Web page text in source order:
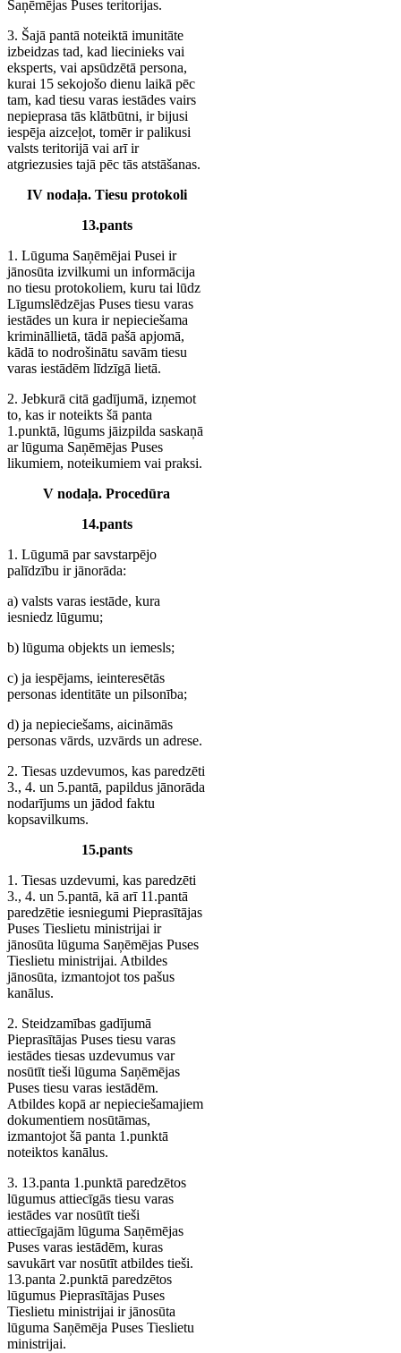
Saņēmējas Puses teritorijas.
3. Šajā pantā noteiktā imunitāte
izbeidzas tad, kad liecinieks vai
eksperts, vai apsūdzētā persona,
kurai 15 sekojošo dienu laikā pēc
tam, kad tiesu varas iestādes vairs
nepieprasa tās klātbūtni, ir bijusi
iespēja aizceļot, tomēr ir palikusi
valsts teritorijā vai arī ir
atgriezusies tajā pēc tās atstāšanas.
IV nodaļa. Tiesu protokoli
13.pants
1. Lūguma Saņēmējai Pusei ir
jānosūta izvilkumi un informācija
no tiesu protokoliem, kuru tai lūdz
Līgumslēdzējas Puses tiesu varas
iestādes un kura ir nepieciešama
krimināllietā, tādā pašā apjomā,
kādā to nodrošinātu savām tiesu
varas iestādēm līdzīgā lietā.
2. Jebkurā citā gadījumā, izņemot
to, kas ir noteikts šā panta
1.punktā, lūgums jāizpilda saskaņā
ar lūguma Saņēmējas Puses
likumiem, noteikumiem vai praksi.
V nodaļa. Procedūra
14.pants
1. Lūgumā par savstarpējo
palīdzību ir jānorāda:
a) valsts varas iestāde, kura
iesniedz lūgumu;
b) lūguma objekts un iemesls;
c) ja iespējams, ieinteresētās
personas identitāte un pilsonība;
d) ja nepieciešams, aicināmās
personas vārds, uzvārds un adrese.
2. Tiesas uzdevumos, kas paredzēti
3., 4. un 5.pantā, papildus jānorāda
nodarījums un jādod faktu
kopsavilkums.
15.pants
1. Tiesas uzdevumi, kas paredzēti
3., 4. un 5.pantā, kā arī 11.pantā
paredzētie iesniegumi Pieprasītājas
Puses Tieslietu ministrijai ir
jānosūta lūguma Saņēmējas Puses
Tieslietu ministrijai. Atbildes
jānosūta, izmantojot tos pašus
kanālus.
2. Steidzamības gadījumā
Pieprasītājas Puses tiesu varas
iestādes tiesas uzdevumus var
nosūtīt tieši lūguma Saņēmējas
Puses tiesu varas iestādēm.
Atbildes kopā ar nepieciešamajiem
dokumentiem nosūtāmas,
izmantojot šā panta 1.punktā
noteiktos kanālus.
3. 13.panta 1.punktā paredzētos
lūgumus attiecīgās tiesu varas
iestādes var nosūtīt tieši
attiecīgajām lūguma Saņēmējas
Puses varas iestādēm, kuras
savukārt var nosūtīt atbildes tieši.
13.panta 2.punktā paredzētos
lūgumus Pieprasītājas Puses
Tieslietu ministrijai ir jānosūta
lūguma Saņēmēja Puses Tieslietu
ministrijai.